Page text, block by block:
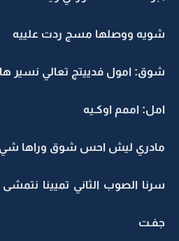
شويه ووصلها مسج ردت علييه
شوق: امول فدييتج تعالي نسير
امل: اممم اوكـيه
مادري ليش احس شوق وراها شي
سرنا الصوب الثاني تميينا
جفـت